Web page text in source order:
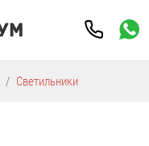
Светильники